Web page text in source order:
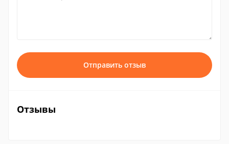
Отправить отзыв
Отзывы